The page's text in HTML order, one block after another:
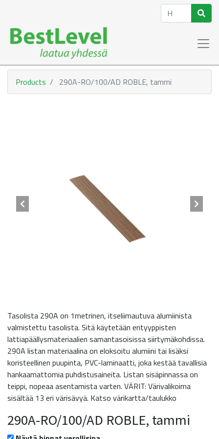
Products 290A-RO/100/AD ROBLE, tammi
Tasolista 290A on 1metrinen, itseliimautuva alumiinista
valmistettu tasolista. Sitä käytetään erityyppisten
lattiapäällysmateriaalien samantasoisissa siirtymäkohdissa.
290A listan materiaalina on eloksoitu alumiini tai lisäksi
koristeellinen puupinta, PVC-laminaatti, joka kestää tavallisia
hankaamattomia puhdistusaineita. Listan sisäpinnassa on
teippi, nopeaa asentamista varten. VÄRIT: Värivalikoima
sisältää 13 eri värisävyä. Katso värikartta/taulukko
290A-RO/100/AD ROBLE, tammi